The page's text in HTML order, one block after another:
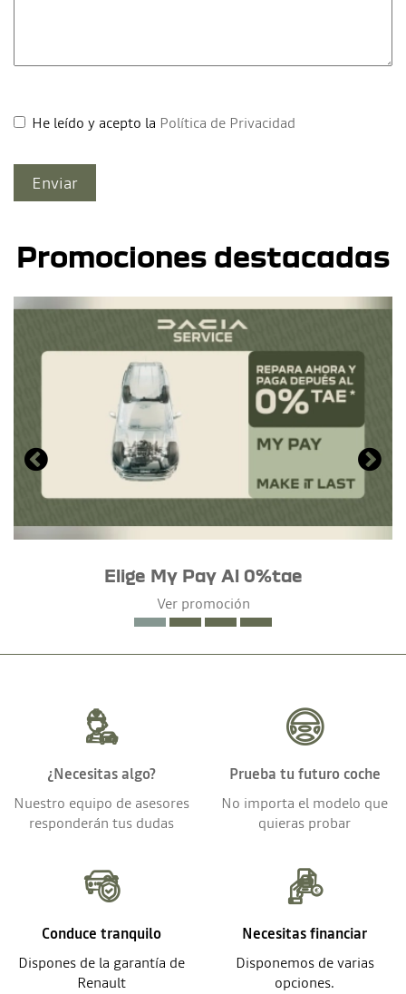
He leído y acepto la Política de Privacidad
Promociones destacadas
Elige My Pay Al 0%tae
Ver promoción
¿Necesitas algo?
Nuestro equipo de asesores
responderán tus dudas
Prueba tu futuro coche
No importa el modelo que
quieras probar
Conduce tranquilo
Dispones de la garantía de
Renault
Necesitas financiar
Disponemos de varias
opciones.